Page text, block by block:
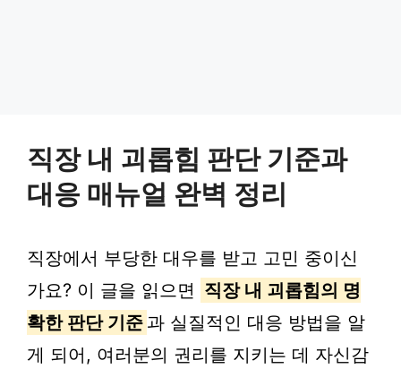
직장 내 괴롭힘 판단 기준과
대응 매뉴얼 완벽 정리
직장에서 부당한 대우를 받고 고민 중이신
가요? 이 글을 읽으면 직장 내 괴롭힘의 명
확한 판단 기준 과 실질적인 대응 방법을 알
게 되어, 여러분의 권리를 지키는 데 자신감